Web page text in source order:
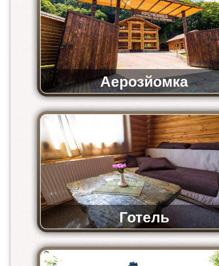
4-місний економ
Аерозйомка
Відео-аерозйомка комплексу «Кремениця»
Готель
Комфортні та просторі номери